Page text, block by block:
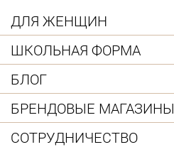
ДЛЯ ЖЕНЩИН
ШКОЛЬНАЯ ФОРМА
БЛОГ
БРЕНДОВЫЕ МАГАЗИНЫ
СОТРУДНИЧЕСТВО